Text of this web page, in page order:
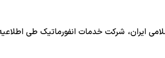
ایران، شرکت خدمات انفورماتیک طی